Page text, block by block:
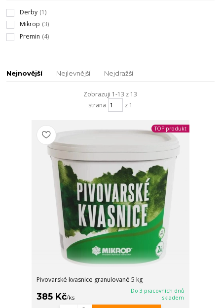
Derby (1)
Mikrop (3)
Premin (4)
Nejnovější Nejlevnější Nejdražší
Zobrazuji 1-13 z 13
strana
z 1
TOP produkt
Pivovarské kvasnice granulované 5 kg
385 Kč/ks
Do 3 pracovních dnů
skladem